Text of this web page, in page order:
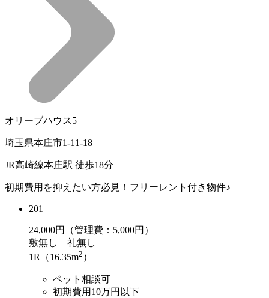
オリーブハウス5
埼玉県本庄市1-11-18
JR高崎線本庄駅 徒歩18分
初期費用を抑えたい方必見！フリーレント付き物件♪
201
24,000円（管理費：5,000円）
敷無し 礼無し
1R（16.35m2 ）
ペット相談可
初期費用10万円以下